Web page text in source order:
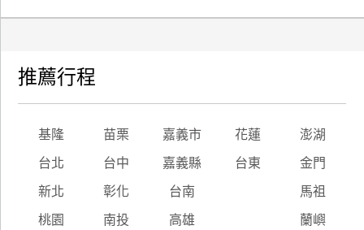
推薦行程
基隆 苗栗 嘉義市 花蓮 澎湖
台北 台中 嘉義縣 台東 金門
新北 彰化 台南 馬祖
桃園 南投 高雄 蘭嶼